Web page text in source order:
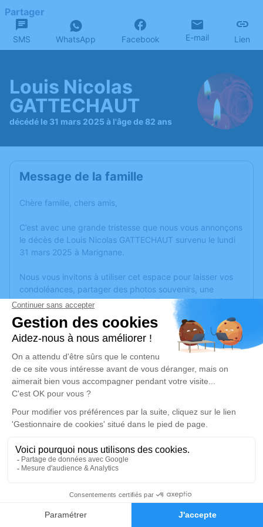
Faire-part Hommages
Partager
SMS WhatsApp Facebook E-mail Lien
Louis Nicolas
GATTECHAUT
décédé le 31 mars 2025 à l'âge de 82 ans
Message de la famille
Chère famille, chers amis,
C’est avec une grande tristesse que nous vous annonçons
le décès de Louis Nicolas GATTECHAUT survenu le lundi
31 mars 2025 à Marignane.
Nous vous invitons à utiliser cet espace pour laisser vos
condoléances, partager des photos souvenirs, une
anecdote ou exprimer vos pensées à travers des poèmes
ou des textes. Cet endroit est un lieu d'expression dédié à
honorer la mémoire de Louis Nicolas GATTECHAUT.
Un service de plantation d’arbre hommage estdisponible
samedi 05 avril 2025 à 10h45
Chambre Funéraire Municipale Saint Pierre
de Marseille